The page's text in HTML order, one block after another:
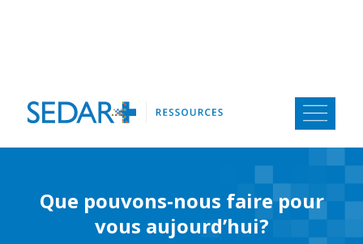
contenu
Que pouvons-nous faire pour
vous aujourd’hui?